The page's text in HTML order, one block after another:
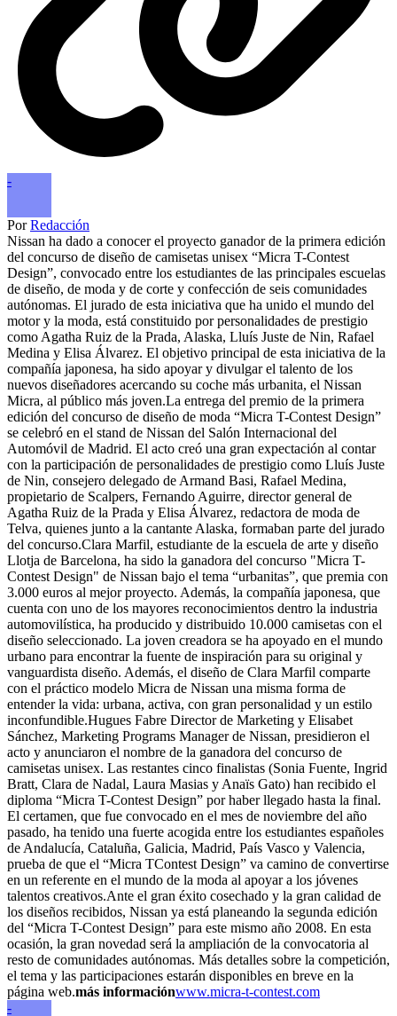
-
PorRedacción
Nissan ha dado a conocer el proyecto ganador de la primera edición
del concurso de diseño de camisetas unisex “Micra T-Contest
Design”, convocado entre los estudiantes de las principales escuelas
de diseño, de moda y de corte y confección de seis comunidades
autónomas. El jurado de esta iniciativa que ha unido el mundo del
motor y la moda, está constituido por personalidades de prestigio
como Agatha Ruiz de la Prada, Alaska, Lluís Juste de Nin, Rafael
Medina y Elisa Álvarez. El objetivo principal de esta iniciativa de la
compañía japonesa, ha sido apoyar y divulgar el talento de los
nuevos diseñadores acercando su coche más urbanita, el Nissan
Micra, al público más joven.La entrega del premio de la primera
edición del concurso de diseño de moda “Micra T-Contest Design”
se celebró en el stand de Nissan del Salón Internacional del
Automóvil de Madrid. El acto creó una gran expectación al contar
con la participación de personalidades de prestigio como Lluís Juste
de Nin, consejero delegado de Armand Basi, Rafael Medina,
propietario de Scalpers, Fernando Aguirre, director general de
Agatha Ruiz de la Prada y Elisa Álvarez, redactora de moda de
Telva, quienes junto a la cantante Alaska, formaban parte del jurado
del concurso.Clara Marfil, estudiante de la escuela de arte y diseño
Llotja de Barcelona, ha sido la ganadora del concurso "Micra T-
Contest Design" de Nissan bajo el tema “urbanitas”, que premia con
3.000 euros al mejor proyecto. Además, la compañía japonesa, que
cuenta con uno de los mayores reconocimientos dentro la industria
automovilística, ha producido y distribuido 10.000 camisetas con el
diseño seleccionado. La joven creadora se ha apoyado en el mundo
urbano para encontrar la fuente de inspiración para su original y
vanguardista diseño. Además, el diseño de Clara Marfil comparte
con el práctico modelo Micra de Nissan una misma forma de
entender la vida: urbana, activa, con gran personalidad y un estilo
inconfundible.Hugues Fabre Director de Marketing y Elisabet
Sánchez, Marketing Programs Manager de Nissan, presidieron el
acto y anunciaron el nombre de la ganadora del concurso de
camisetas unisex. Las restantes cinco finalistas (Sonia Fuente, Ingrid
Bratt, Clara de Nadal, Laura Masias y Anaïs Gato) han recibido el
diploma “Micra T-Contest Design” por haber llegado hasta la final.
El certamen, que fue convocado en el mes de noviembre del año
pasado, ha tenido una fuerte acogida entre los estudiantes españoles
de Andalucía, Cataluña, Galicia, Madrid, País Vasco y Valencia,
prueba de que el “Micra TContest Design” va camino de convertirse
en un referente en el mundo de la moda al apoyar a los jóvenes
talentos creativos.Ante el gran éxito cosechado y la gran calidad de
los diseños recibidos, Nissan ya está planeando la segunda edición
del “Micra T-Contest Design” para este mismo año 2008. En esta
ocasión, la gran novedad será la ampliación de la convocatoria al
resto de comunidades autónomas. Más detalles sobre la competición,
el tema y las participaciones estarán disponibles en breve en la
página web.más informaciónwww.micra-t-contest.com
-